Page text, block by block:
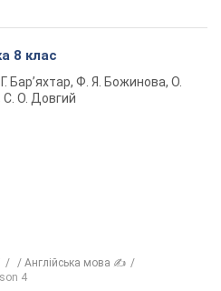
8 клас
Г. Бар’яхтар, Ф. Я. Божинова, О.
С. О. Довгий
Англійська мова ✍
4